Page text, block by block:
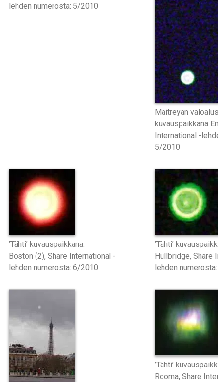
lehden numerosta: 5/2010
Maitreyan valoalus
kuvauspaikkana
International -
5/2010
’Tähti’ kuvauspaikkana:
Boston (2), Share International -
lehden numerosta: 6/2010
’Tähti’
Hullbridge, Share
lehden
’Tähti’
Rooma, Share